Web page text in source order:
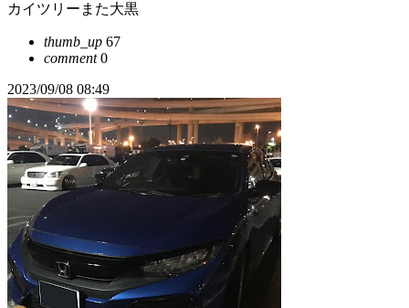
カイツリーまた大黒
thumb_up 67
comment0
2023/09/08 08:49